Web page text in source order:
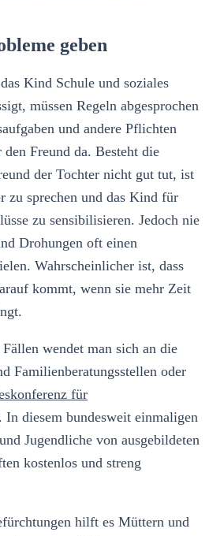
geben
Kind Schule und soziales
müssen Regeln abgesprochen
und andere Pflichten
Freund da. Besteht die
der Tochter nicht gut tut, ist
zu sprechen und das Kind für
zu sensibilisieren. Jedoch nie
Drohungen oft einen
Wahrscheinlicher ist, dass
kommt, wenn sie mehr Zeit
wendet man sich an die
Familienberatungsstellen oder
für
In diesem bundesweit einmaligen
Jugendliche von ausgebildeten
kostenlos und streng
hilft es Müttern und